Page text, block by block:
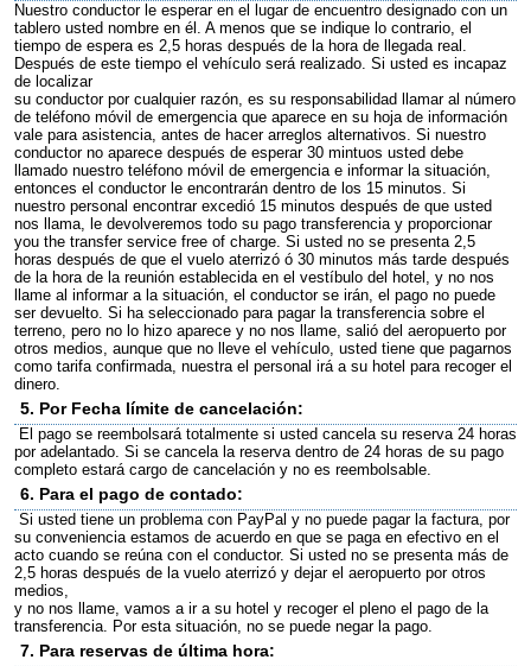
Nuestro conductor le esperar en el lugar de encuentro designado con un
tablero usted nombre en él. A menos que se indique lo contrario, el
tiempo de espera es 2,5 horas después de la hora de llegada real.
Después de este tiempo el vehículo será realizado. Si usted es incapaz
de localizar
su conductor por cualquier razón, es su responsabilidad llamar al número
de teléfono móvil de emergencia que aparece en su hoja de información
vale para asistencia, antes de hacer arreglos alternativos. Si nuestro
conductor no aparece después de esperar 30 mintuos usted debe
llamado nuestro teléfono móvil de emergencia e informar la situación,
entonces el conductor le encontrarán dentro de los 15 minutos. Si
nuestro personal encontrar excedió 15 minutos después de que usted
nos llama, le devolveremos todo su pago transferencia y proporcionar
you the transfer service free of charge. Si usted no se presenta 2,5
horas después de que el vuelo aterrizó ó 30 minutos más tarde después
de la hora de la reunión establecida en el vestíbulo del hotel, y no nos
llame al informar a la situación, el conductor se irán, el pago no puede
ser devuelto. Si ha seleccionado para pagar la transferencia sobre el
terreno, pero no lo hizo aparece y no nos llame, salió del aeropuerto por
otros medios, aunque que no lleve el vehículo, usted tiene que pagarnos
como tarifa confirmada, nuestra el personal irá a su hotel para recoger el
dinero.
5. Por Fecha límite de cancelación:
El pago se reembolsará totalmente si usted cancela su reserva 24 horas
por adelantado. Si se cancela la reserva dentro de 24 horas de su pago
completo estará cargo de cancelación y no es reembolsable.
6. Para el pago de contado:
Si usted tiene un problema con PayPal y no puede pagar la factura, por
su conveniencia estamos de acuerdo en que se paga en efectivo en el
acto cuando se reúna con el conductor. Si usted no se presenta más de
2,5 horas después de la vuelo aterrizó y dejar el aeropuerto por otros
medios,
y no nos llame, vamos a ir a su hotel y recoger el pleno el pago de la
transferencia. Por esta situación, no se puede negar la pago.
7. Para reservas de última hora: